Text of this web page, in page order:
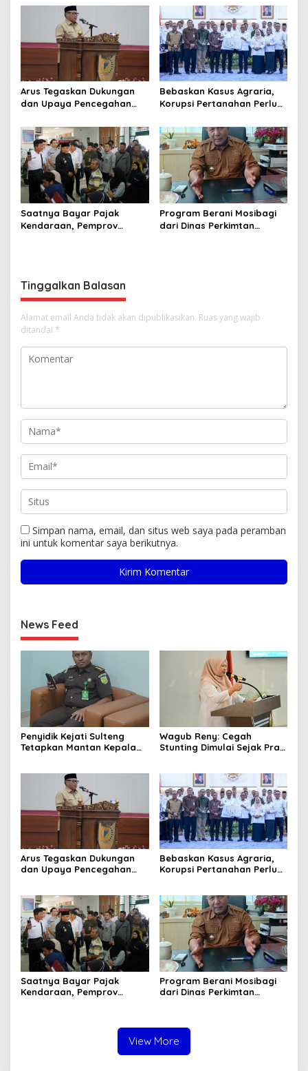
Donggala Sebagai
Tersangka Dugaan Korupsi
Pemungutan Pajak
Pertambangan
Tombak di Masyarakat
Arus Tegaskan Dukungan
dan Upaya Pencegahan
Korupsi
Bebaskan Kasus Agraria,
Korupsi Pertanahan Perlu
Gandeng KPK-ATR/BPN
Saatnya Bayar Pajak
Kendaraan, Pemprov
Program Berani Mosibagi
dari Dinas Perkimtan
Tinggalkan Balasan
Alamat email Anda tidak akan dipublikasikan. Ruas yang wajib
ditandai *
Simpan nama, email, dan situs web saya pada peramban
ini untuk komentar saya berikutnya.
News Feed
Penyidik Kejati Sulteng
Tetapkan Mantan Kepala
Tersangka Dugaan Korupsi
Pemungutan Pajak
Pertambangan
Wagub Reny: Cegah
Stunting Dimulai Sejak Pra
Arus Tegaskan Dukungan
dan Upaya Pencegahan
Bebaskan Kasus Agraria,
Korupsi Pertanahan Perlu
Saatnya Bayar Pajak
Kendaraan, Pemprov
Program Berani Mosibagi
dari Dinas Perkimtan
View More